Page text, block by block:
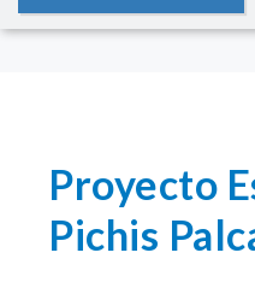
Proyecto
Pichis